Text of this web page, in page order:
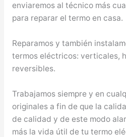
enviaremos al técnico más
para reparar el termo en casa.
Reparamos y también
termos eléctricos: verticales,
reversibles.
Trabajamos siempre y en
originales a fin de que la
de calidad y de este modo
más la vida útil de tu termo